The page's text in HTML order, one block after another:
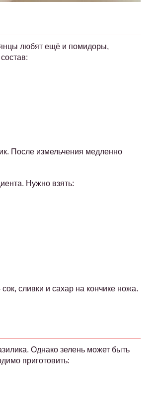
любят ещё и помидоры,
После измельчения медленно
Нужно взять:
сливки и сахар на кончике ножа.
Однако зелень может быть
приготовить: